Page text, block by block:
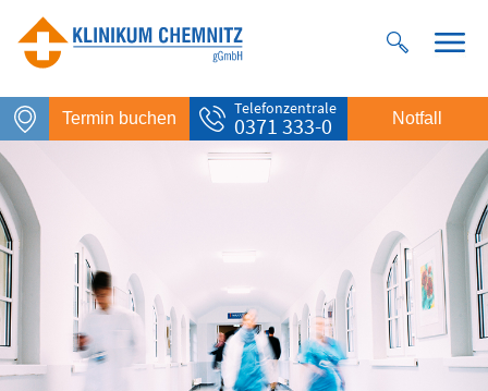
Termin buchen
Telefonzentrale
0371 333-0 Notfall